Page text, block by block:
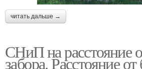
читать дальше →
СНиП на расстояние
забора. Расстояние